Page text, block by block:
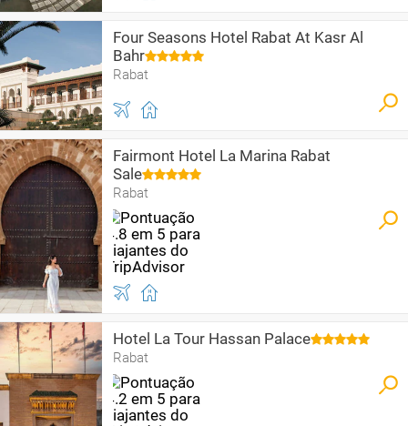
Four Seasons Hotel Rabat At Kasr Al
Bahr
Rabat
Fairmont Hotel La Marina Rabat
Sale
Rabat
Hotel La Tour Hassan Palace
Rabat